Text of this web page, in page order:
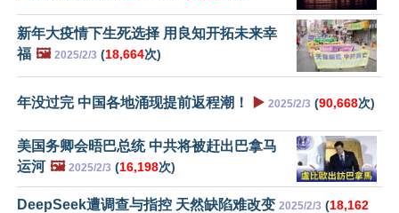
新年大疫情下生死选择 用良知开拓未来幸
福 🖼️ 2025/2/3 (18,664次)
年没过完 中国各地涌现提前返程潮！ ▶️ 2025/2/3 (90,668次)
美国务卿会晤巴总统 中共将被赶出巴拿马
运河 🖼️ 2025/2/3 (16,198次)
DeepSeek遭调查与指控 天然缺陷难改变 2025/2/3 (18,162